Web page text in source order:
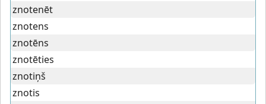
znotenēt
znotens
znotēns
znotēties
znotiņš
znotis